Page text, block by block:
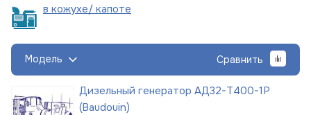
в кожухе/ капоте
Модель Сравнить
Дизельный генератор АД32-Т400-1Р
(Baudouin)